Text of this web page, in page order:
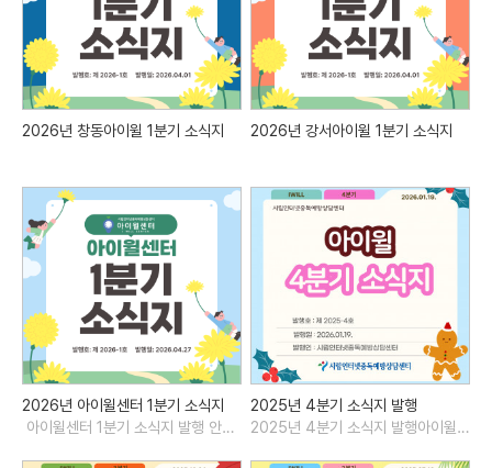
2026년 창동아이윌 1분기 소식지 2026년 강서아이윌 1분기 소식지
2026년 아이윌센터 1분기 소식지
아이윌센터 1분기 소식지 발행 안내2026년 1분기 동안 시립..
2025년 4분기 소식지 발행
2025년 4분기 소식지 발행아이윌센터의 4분기 소식지를 발행합니다.*인..